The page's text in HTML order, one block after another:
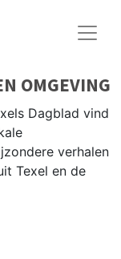
OMGEVING
Dagblad vind
verhalen
Texel en de